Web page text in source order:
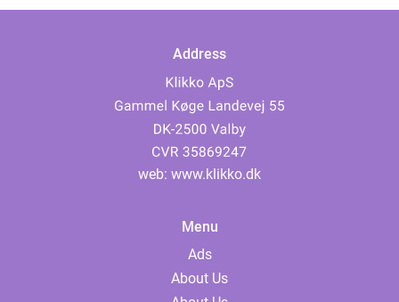
Address
web: www.klikko.dk
Menu
Ads
About Us